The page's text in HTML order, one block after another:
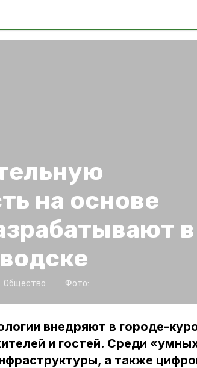
на основе
в
Общество Фото:
внедряют в городе-
и гостей. Среди
а также